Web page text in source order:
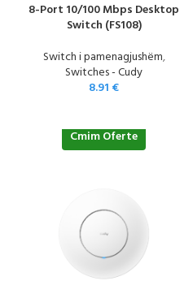
8-Port 10/100 Mbps Desktop
Switch (FS108)
Switch i pamenagjushëm,
Switches - Cudy
8.91 €
Cmim Oferte